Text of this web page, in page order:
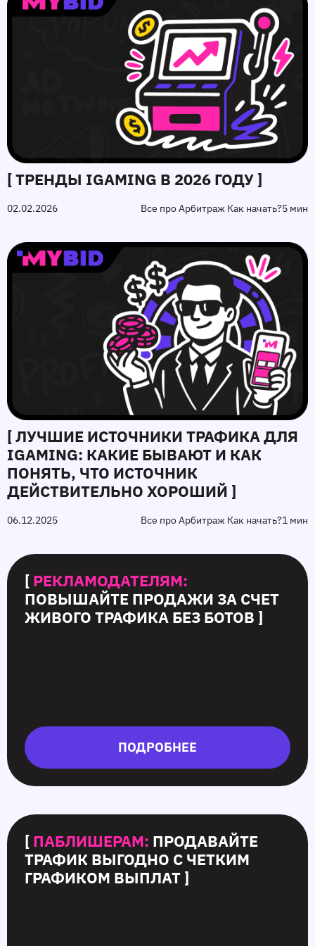
[ ТРЕНДЫ IGAMING В 2026 ГОДУ ]
02.02.2026 Все про Арбитраж Как начать?5 мин
[ ЛУЧШИЕ ИСТОЧНИКИ ТРАФИКА ДЛЯ
IGAMING: КАКИЕ БЫВАЮТ И КАК
ПОНЯТЬ, ЧТО ИСТОЧНИК
ДЕЙСТВИТЕЛЬНО ХОРОШИЙ ]
06.12.2025 Все про Арбитраж Как начать?1 мин
[ РЕКЛАМОДАТЕЛЯМ:
ПОВЫШАЙТЕ ПРОДАЖИ ЗА СЧЕТ
ЖИВОГО ТРАФИКА БЕЗ БОТОВ ]
ПОДРОБНЕЕ
[ ПАБЛИШЕРАМ: ПРОДАВАЙТЕ
ТРАФИК ВЫГОДНО С ЧЕТКИМ
ГРАФИКОМ ВЫПЛАТ ]